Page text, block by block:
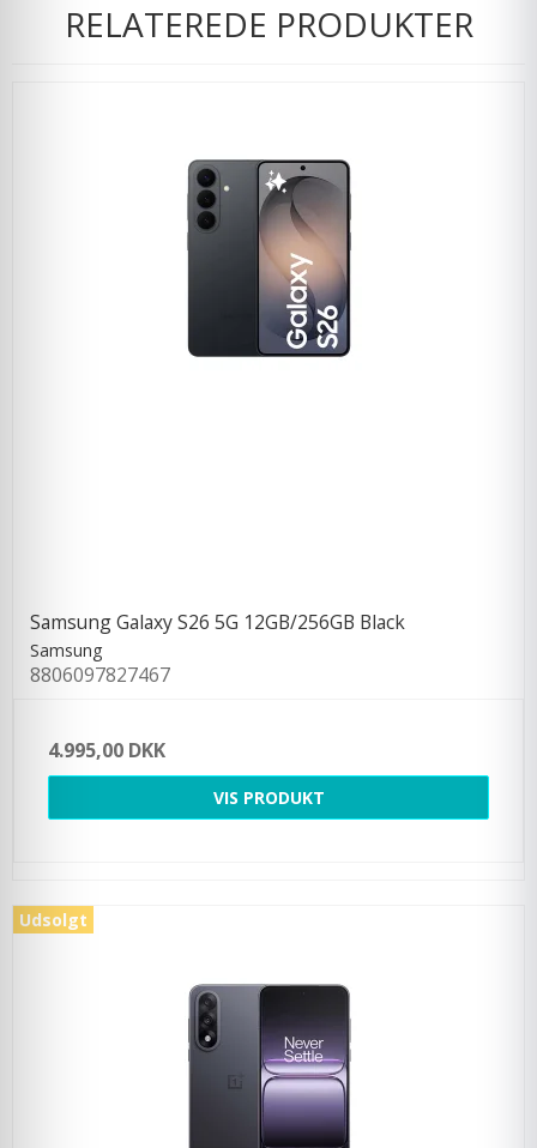
RELATEREDE PRODUKTER
Samsung Galaxy S26 5G 12GB/256GB Black
Samsung
8806097827467
4.995,00 DKK
VIS PRODUKT
Udsolgt